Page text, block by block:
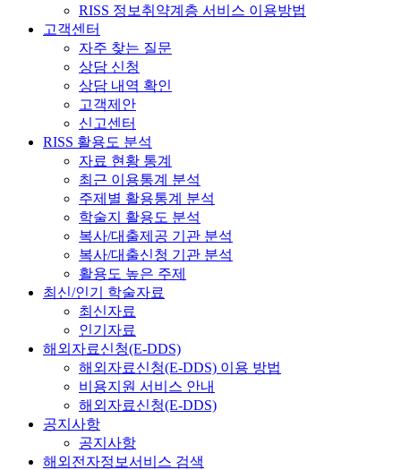
RISS 정보취약계층 서비스 이용방법
고객센터
자주 찾는 질문
상담 신청
상담 내역 확인
고객제안
신고센터
RISS 활용도 분석
자료 현황 통계
최근 이용통계 분석
주제별 활용통계 분석
학술지 활용도 분석
복사/대출제공 기관 분석
복사/대출신청 기관 분석
활용도 높은 주제
최신/인기 학술자료
최신자료
인기자료
해외자료신청(E-DDS)
해외자료신청(E-DDS) 이용 방법
비용지원 서비스 안내
해외자료신청(E-DDS)
공지사항
공지사항
해외전자정보서비스 검색